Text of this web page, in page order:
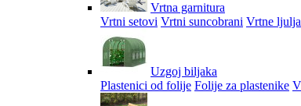
Vrtna garnitura
Vrtni setovi Vrtni suncobrani Vrtne
Uzgoj biljaka
Plastenici od folije Folije za plastenike